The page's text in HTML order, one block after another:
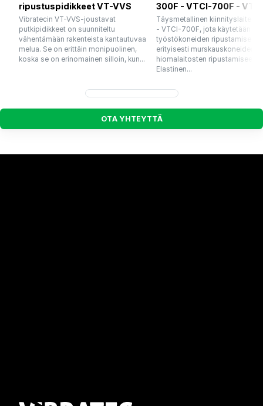
ripustuspidikkeet VT-VVS
Vibratecin VT-VVS-joustavat
putkipidikkeet on suunniteltu
vähentämään rakenteista kantautuvaa
melua. Se on erittäin monipuolinen,
koska se on erinomainen silloin, kun...
300F - VTCI-700F -
Täysmetallinen kiinnityslaite
- VTCI-700F, jota käytetään
työstökoneiden ripustamiseen
erityisesti murskauskoneiden ja
hiomalaitosten ripustamiseen.
Elastinen...
OTA YHTEYTTÄ